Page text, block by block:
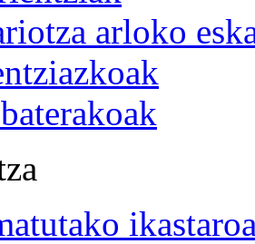
arloko